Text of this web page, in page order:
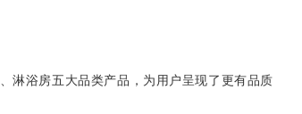
淋浴房五大品类产品，为用户呈现了更有品质